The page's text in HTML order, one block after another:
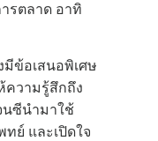
รตลาด อาทิ
ข้อเสนอพิเศษ
ความรู้สึกถึง
นซีนำมาใช้
ย์ และเปิดใจ